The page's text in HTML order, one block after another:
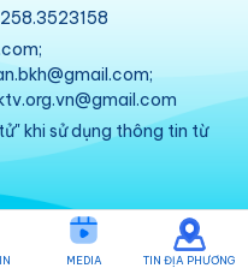
khi sử dụng thông tin từ
MEDIA TIN ĐỊA PHƯƠNG